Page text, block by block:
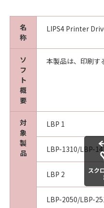
AFFILIATES, THEIR
OR CANON'S
OF THE POSSIBILITY
SOME STATES OR
NOT ALLOW THE
CONSEQUENTIAL
INJURY OR DEATH
NEGLIGENCE ON
THE ABOVE
NOT APPLY TO YOU.
[RELEASE OF
EXTENT PERMITTED
YOU HEREBY
SUBSIDIARIES AND
DISTRIBUTORS,
LICENSORS FROM
名
称
LIPS4 Printer
ソ
フ
ト
概
要
本製品は、印刷す
対
象
製
品
LBP 1
LBP-1310/LBP-
LBP 2
LBP-2050/LBP-
スク